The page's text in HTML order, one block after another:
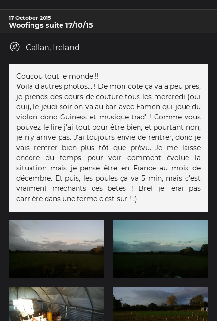
17 October 2015
Woofings suite 17/10/15
Callan, Ireland
Coucou tout le monde !!
Voilà d'autres photos... ! De mon coté ça va à peu près,
je prends des cours de couture tous les mercredi (oui
oui), le jeudi soir on va au bar avec Eamon qui joue du
violon donc Guiness et musique trad' ! Comme vous
pouvez le lire j'ai tout pour être bien, et pourtant non,
je n'y arrive pas. J'ai toujours envie de rentrer, donc je
vais rentrer bien plus tôt que prévu. Je me laisse
encore du temps pour voir comment évolue la
situation mais je pense être en France au mois de
décembre. Et puis, les poules ça va 5 min, mais c'est
vraiment méchants ces bêtes ! Bref je ferai pas
carrière dans une ferme c'est sur ! :)